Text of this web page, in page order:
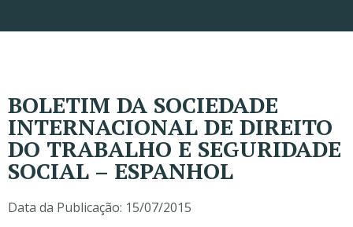
BOLETIM DA SOCIEDADE
INTERNACIONAL DE DIREITO
DO TRABALHO E SEGURIDADE
SOCIAL – ESPANHOL
Data da Publicação: 15/07/2015